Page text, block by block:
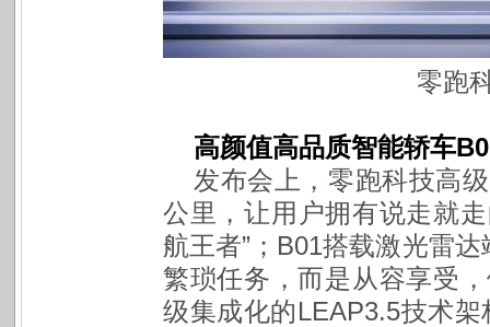
零跑
高颜值高品质智能轿车
发布会上，零跑科技高
公里，让用户拥有说走就
航王者”；B01搭载激光雷
繁琐任务，而是从容享受
级集成化的LEAP3.5技术